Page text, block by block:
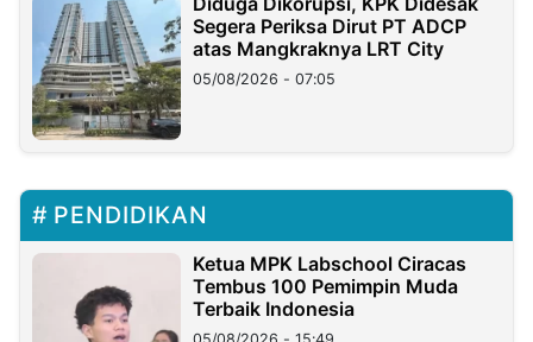
Segera Periksa Dirut PT ADCP
atas Mangkraknya LRT City
05/08/2026 - 07:05
PENDIDIKAN
Ketua MPK Labschool Ciracas
Tembus 100 Pemimpin Muda
Terbaik Indonesia